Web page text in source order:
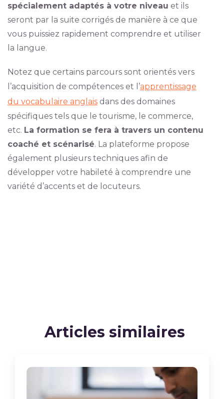
spécialement adaptés à votre niveau et ils
seront par la suite corrigés de manière à ce que
vous puissiez rapidement comprendre et utiliser
la langue.
Notez que certains parcours sont orientés vers
l’acquisition de compétences et l’apprentissage
du vocabulaire anglaisdans des domaines
spécifiques tels que le tourisme, le commerce,
etc. La formation se fera à travers un contenu
coaché et scénarisé. La plateforme propose
également plusieurs techniques afin de
développer votre habileté à comprendre une
variété d’accents et de locuteurs.
Articles similaires